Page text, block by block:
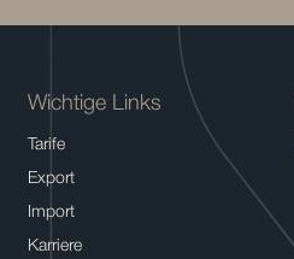
Wichtige Links
Tarife
Export
Import
Karriere